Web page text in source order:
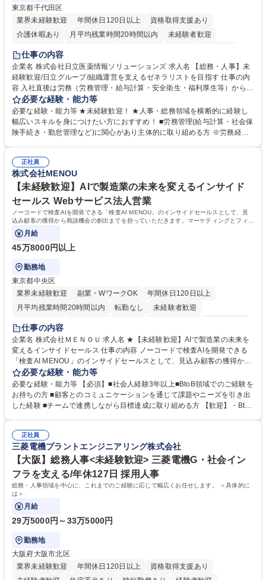
東京都千代田区
業界未経験歓迎
年間休日120日以上
資格取得支援あり
介護休暇あり
月平均残業時間20時間以内
未経験者歓迎
住宅手当あり
育休あり
完全週休2日制 交通費支給 土日祝休み 寮・社宅あり
仕事の内容
企業名 株式会社日立医薬情報ソリューションズ 求人名 【総務・人事】未
経験歓迎/日立グループ/組織運営を支えるゼネラリストを目指す 仕事の内
容 入社直後は労務（労務管理・給与計算・安全衛生・福利厚生等）からお
任せいたします。将来は総務・採用・教育業務へ守備範囲を広げ、組織運
営を支えるゼネラリストをめざせます。 ・初期業務：労働時間管理、給与
計算、社会保険対応、福利厚生管理、安全衛生、健康経営推進等をお任せ
します。ご経験に応じて、休職者管理など、幅広く経験を積んでいただき
幅広く経験を積みたい意欲がある方に最適な環境です。 募集職種 【総
務・人事】未経験歓迎/日立グループ/組織運営を支えるゼネラリストを目
指す
必要な経験・能力等
必要な経験・能力等 ★未経験歓迎！ ★人事・総務領域を横断的に経験し
幅広いスキルを身につけたい方におすすめ！ ■労務管理(給与計算・社会保
険手続き・勤怠管理など)に関心があり主体的に取り組める方 ※労務経験
のご経験 ■労務管理（給与計算・社会保険手続き・勤怠管理など）の経験
■衛生管理者の資格をお持ちの方 学歴・資格 学歴：大学院 大学 高専 短大
専修学校 高校 語学力： 資格：
正社員
株式会社MENOU
【未経験歓迎】AIで製造業の未来を変えるインサイド
セールス Webサービス法人営業
ノーコードで検査AIを開発できる「検査AI MENOU」のインサイドセールスとして、見
込み顧客の獲得から商談機会の創出までを担っていただきます。マーケティングとフィー
ルドセールスをつなぐ役割として、
月給
45万8000円以上
勤務地
東京都中央区
業界未経験歓迎
副業・WワークOK
年間休日120日以上
月平均残業時間20時間以内
転勤なし
未経験者歓迎
時短勤務あり
駅近5分以内
土日祝休み 服装自由
仕事の内容
企業名 株式会社ＭＥＮＯＵ 求人名 ★【未経験歓迎】AIで製造業の未来を
変えるインサイドセールス 仕事の内容 ノーコードで検査AIを開発できる
「検査AI MENOU」のインサイドセールスとして、見込み顧客の獲得から
商談機会の創出までを担っていただきます。マーケティングとフィールド
セールスをつなぐ役割として、 適切なタイミングで顧客とコミュニケーシ
ョンを取りながら、受注につながる商談機会の最大化を目指します。 【具
体的な仕事内容】 リードへの電話・メールによるアプローチ/リードナー
実行/フィールドセールスへの案件連携 募集職種 ★【未経験歓迎】AIで製
造業の未来を変えるインサイドセールス
必要な経験・能力等
必要な経験・能力等 【必須】■社会人経験3年以上■BtoB領域でのご経験を
お持ちの方 ■顧客とのコミュニケーションを通じて課題やニーズを引き出
した経験 ■チームで連携しながら目標達成に取り組める方 【歓迎】・BtoB
企画・実行経験 ・CRM・リードナーチャリングに関する知見 ・データを
もとに営業プロセスを改善した経験 学歴・資格 学歴：大学院 大学 高専 短
大 専修学校 高校 語学力： 資格：
正社員
三菱電機プラントエンジニアリング株式会社
【大阪】総務人事<未経験歓迎> 三菱電機G・社会イン
フラを支える/年休127日 採用人事
総務・人事領域を中心に、これまでのご経験に応じて幅広くお任せします。 ＜具体的に
は＞
月給
29万5000円～33万5000円
勤務地
大阪府大阪市北区
業界未経験歓迎
年間休日120日以上
資格取得支援あり